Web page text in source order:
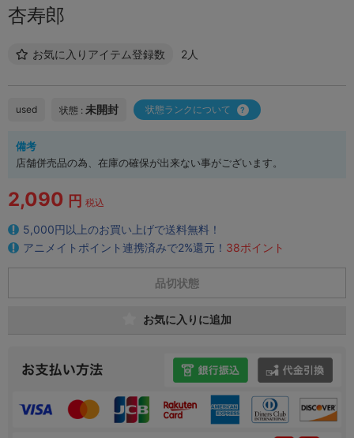
杏寿郎
お気に入りアイテム登録数 2人
used 状態 : 未開封 状態ランクについて
備考
店舗併売品の為、在庫の確保が出来ない事がございます。
2,090 円 税込
5,000円以上のお買い上げで送料無料！
アニメイトポイント連携済みで2%還元！ 38ポイント
品切状態
お気に入りに追加